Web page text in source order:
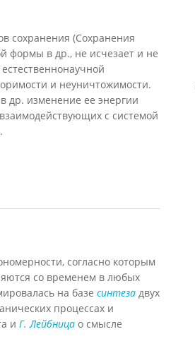
(Сохранения
формы в др., не исчезает и не
и неуничтожимости.
др. изменение ее энергии
с системой
согласно которым
со временем в любых
на базе синтеза двух
процессах и
и Г. Лейбница о смысле